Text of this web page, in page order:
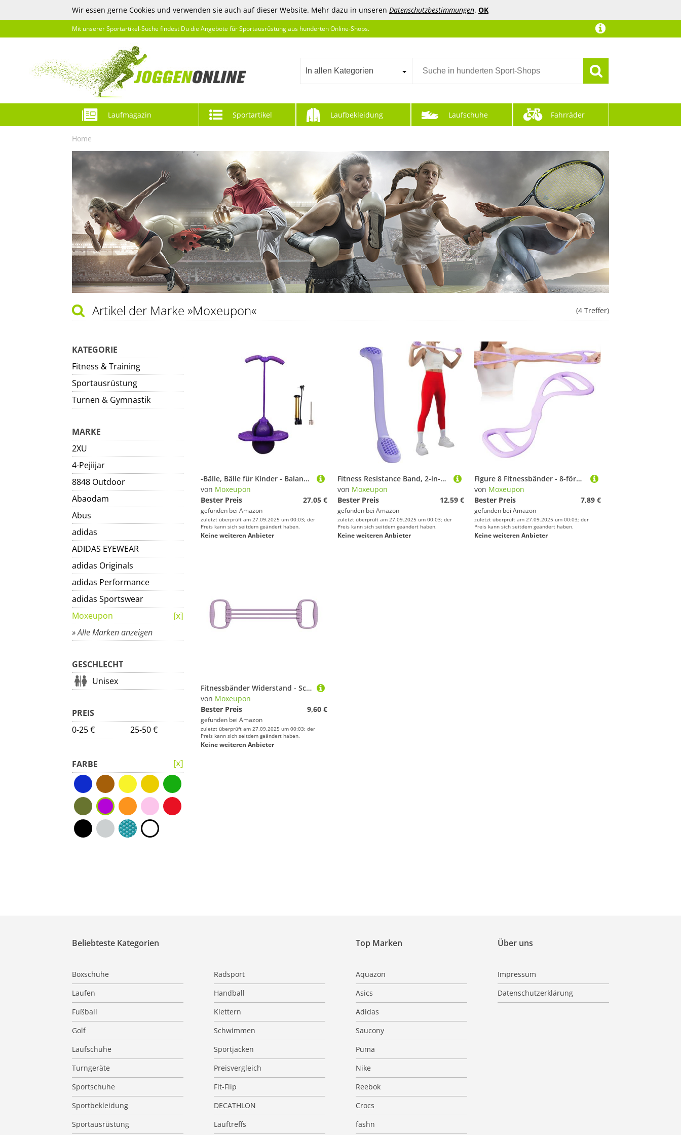
Wir essen gerne Cookies und verwenden sie auch auf dieser Website. Mehr dazu in unseren Datenschutzbestimmungen. OK
Mit unserer Sportartikel-Suche findest Du die Angebote für Sportausrüstung aus hunderten Online-Shops.
In allen Kategorien
Laufmagazin Sportartikel Laufbekleidung Laufschuhe Fahrräder
Home
(4 Treffer)
Artikel der Marke »Moxeupon«
KATEGORIE
Fitness & Training
Sportausrüstung
Turnen & Gymnastik
MARKE
2XU
4-Pejiijar
8848 Outdoor
Abaodam
Abus
adidas
ADIDAS EYEWEAR
adidas Originals
adidas Performance
adidas Sportswear
Moxeupon
» Alle Marken anzeigen
GESCHLECHT
Unisex
PREIS
0-25 €
25-50 €
FARBE
-Bälle, Bälle für Kinder - Balance-Hüpfball mit Pumpe, Griff | High-Board für Spaß im Freien, Sticks mit starkem Griff für und Mädchen, trainieren die Gleichgewichtsfähigkeit
von Moxeupon
Bester Preis
27,05 €
gefunden bei Amazon
zuletzt überprüft am 27.09.2025 um 00:03; der
Preis kann sich seitdem geändert haben.
Keine weiteren Anbieter
Fitness Resistance Band, 2-in-1 Finger Trainingsgriff und Dehnungszugseil, Ergonomisches Rückentrainingsgerät Für Sportler Söhne Töchter
von Moxeupon
Bester Preis
12,59 €
gefunden bei Amazon
zuletzt überprüft am 27.09.2025 um 00:03; der
Preis kann sich seitdem geändert haben.
Keine weiteren Anbieter
Figure 8 Fitnessbänder - 8-förmiges Schulterdehnungs- und Zugseil - Ergonomisches Schulterdehnungsgerät für Jugendliche Mädchen Familie Ehemann Sportler Teens,Für Mädchen und Erwachsene
von Moxeupon
Bester Preis
7,89 €
gefunden bei Amazon
zuletzt überprüft am 27.09.2025 um 00:03; der
Preis kann sich seitdem geändert haben.
Keine weiteren Anbieter
Fitnessbänder Widerstand - Schulter Rücken Arme Trainingsbänder - Trainingsgerät für Muskelaufbau und Dehnen im Fitnessstudio, Yoga, Pilates, Rehabilitation für Körperübungen
von Moxeupon
Bester Preis
9,60 €
gefunden bei Amazon
zuletzt überprüft am 27.09.2025 um 00:03; der
Preis kann sich seitdem geändert haben.
Keine weiteren Anbieter
Über uns
Impressum
Datenschutzerklärung
Beliebteste Kategorien
Boxschuhe
Radsport
Laufen
Handball
Fußball
Klettern
Golf
Schwimmen
Laufschuhe
Sportjacken
Turngeräte
Preisvergleich
Sportschuhe
Fit-Flip
Sportbekleidung
DECATHLON
Sportausrüstung
Lauftreffs
Top Marken
Aquazon
Asics
Adidas
Saucony
Puma
Nike
Reebok
Crocs
fashn